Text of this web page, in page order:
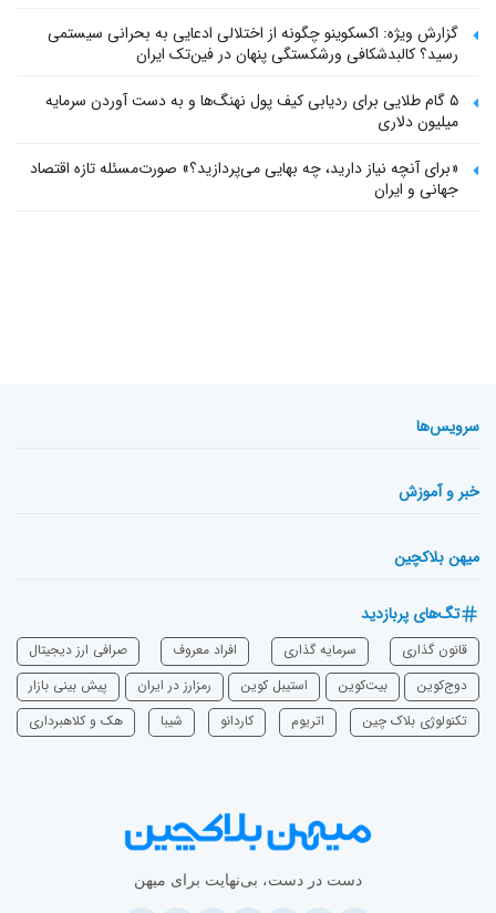
گزارش ویژه: اکسکوینو چگونه از اختلالی ادعایی به بحرانی سیستمی
رسید؟ کالبدشکافی ورشکستگی پنهان در فین‌تک ایران
۵ گام طلایی برای ردیابی کیف پول‌ نهنگ‌ها و به دست آوردن سرمایه
میلیون دلاری
«برای آنچه نیاز دارید، چه بهایی می‌پردازید؟» صورت‌مسئله تازه اقتصاد
جهانی و ایران
سرویس‌ها
خبر و آموزش
میهن بلاکچین
تگ‌های پربازدید
قانون گذاری سرمایه‌ گذاری افراد معروف
صرافی ارز دیجیتال
دوج‌کوین
بیت‌کوین استیبل کوین رمزارز در ایران
پیش بینی بازار
تکنولوژی بلاک چین
اتریوم ‌کاردانو شیبا هک و کلاهبرداری
دست در دست، بی‌نهایت برای میهن